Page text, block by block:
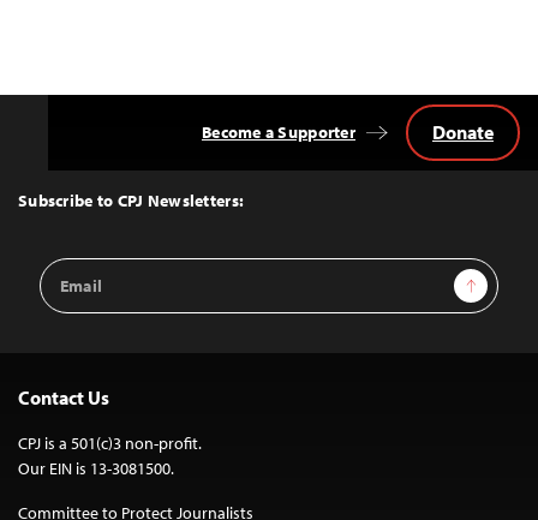
Top
Subscribe to CPJ Newsletters:
Email
Address
Sign Up
Become a Supporter Donate
Contact Us
CPJ is a 501(c)3 non-profit.
Our EIN is 13-3081500.
Committee to Protect Journalists